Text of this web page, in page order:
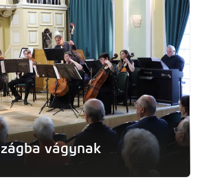
vágynak